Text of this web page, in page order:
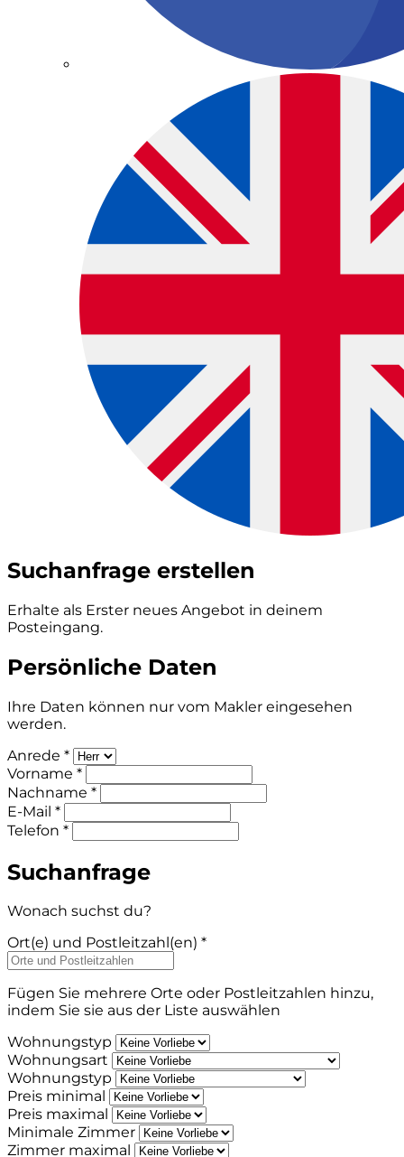
Suchanfrage erstellen
Erhalte als Erster neues Angebot in deinem
Posteingang.
Persönliche Daten
Ihre Daten können nur vom Makler eingesehen
werden.
Anrede *
Vorname *
Nachname *
E-Mail *
Telefon *
Suchanfrage
Wonach suchst du?
Ort(e) und Postleitzahl(en) *
Fügen Sie mehrere Orte oder Postleitzahlen hinzu,
indem Sie sie aus der Liste auswählen
Wohnungstyp
Wohnungsart
Wohnungstyp
Preis minimal
Preis maximal
Minimale Zimmer
Zimmer maximal